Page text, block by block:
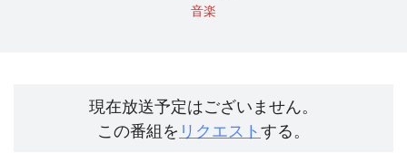
音楽
現在放送予定はございません。
この番組を リクエストする。